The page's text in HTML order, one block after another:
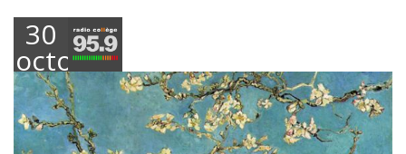
30
octobre
2018